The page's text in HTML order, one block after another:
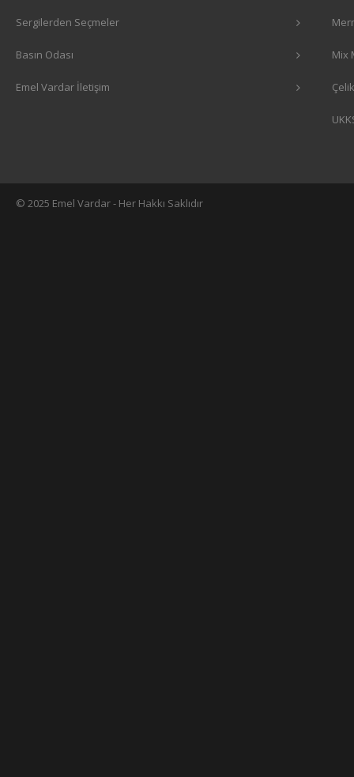
Sergilerden Seçmeler
Basın Odası
Emel Vardar İletişim
Mix
© 2025 Emel Vardar - Her Hakkı Saklıdır